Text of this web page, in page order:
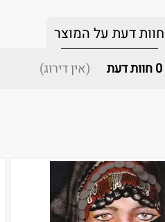
חוות דעת על המוצר
0חוות דעת (אין דירוג)